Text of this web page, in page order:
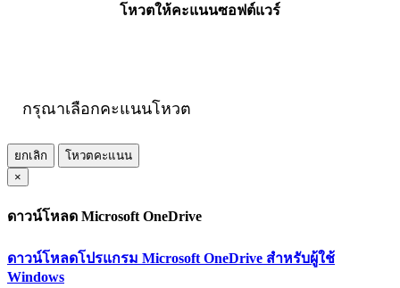
โหวตให้คะแนนซอฟต์แวร์
กรุณาเลือกคะแนนโหวต
ยกเลิก
โหวตคะแนน
×
ดาวน์โหลด Microsoft OneDrive
ดาวน์โหลดโปรแกรม Microsoft OneDrive สำหรับผู้ใช้
Windows